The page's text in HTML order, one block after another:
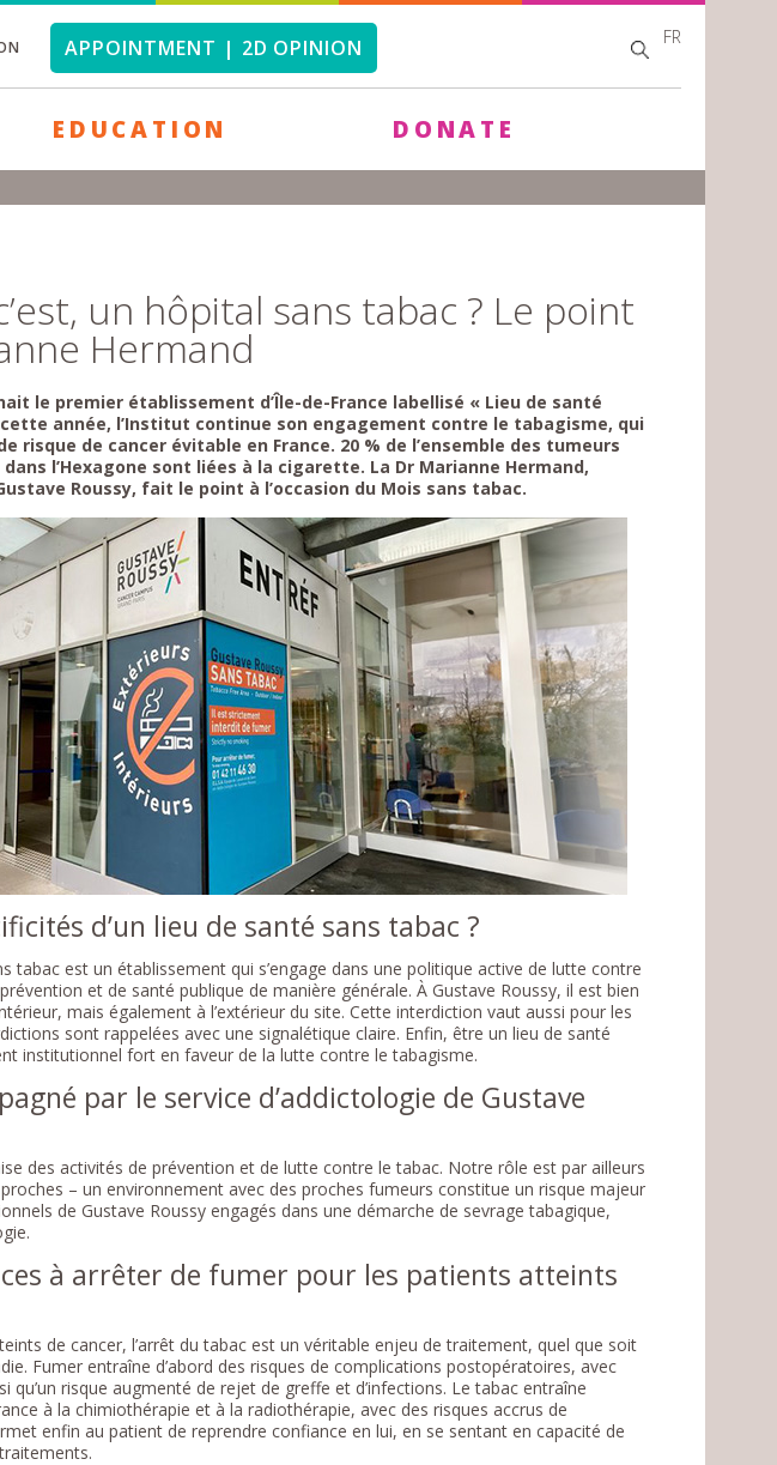
APPOINTMENT | 2D OPINION SEARCH
FORM
SEARCH
FR
EDUCATION DONATE
un hôpital sans tabac ? Le point
Hermand
le premier établissement d’Île-de-France labellisé « Lieu de santé
année, l’Institut continue son engagement contre le tabagisme, qui
risque de cancer évitable en France. 20 % de l’ensemble des tumeurs
l’Hexagone sont liées à la cigarette. La Dr Marianne Hermand,
Roussy, fait le point à l’occasion du Mois sans tabac.
d’un lieu de santé sans tabac ?
tabac est un établissement qui s’engage dans une politique active de lutte contre
et de santé publique de manière générale. À Gustave Roussy, il est bien
mais également à l’extérieur du site. Cette interdiction vaut aussi pour les
sont rappelées avec une signalétique claire. Enfin, être un lieu de santé
institutionnel fort en faveur de la lutte contre le tabagisme.
par le service d’addictologie de Gustave
des activités de prévention et de lutte contre le tabac. Notre rôle est par ailleurs
– un environnement avec des proches fumeurs constitue un risque majeur
de Gustave Roussy engagés dans une démarche de sevrage tabagique,
à arrêter de fumer pour les patients atteints
de cancer, l’arrêt du tabac est un véritable enjeu de traitement, quel que soit
Fumer entraîne d’abord des risques de complications postopératoires, avec
qu’un risque augmenté de rejet de greffe et d’infections. Le tabac entraîne
à la chimiothérapie et à la radiothérapie, avec des risques accrus de
enfin au patient de reprendre confiance en lui, en se sentant en capacité de